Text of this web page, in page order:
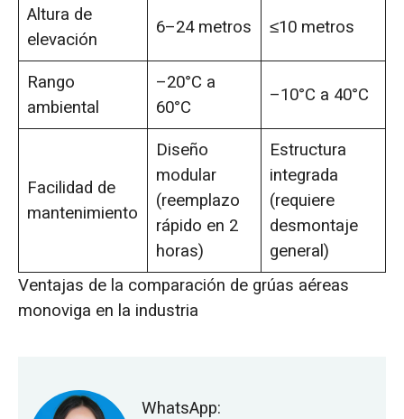
Altura de
elevación
6–24 metros ≤10 metros
Rango
ambiental
–20°C a
60°C
–10°C a 40°C
Facilidad de
mantenimiento
Diseño
modular
(reemplazo
rápido en 2
horas)
Estructura
integrada
(requiere
desmontaje
general)
Ventajas de la comparación de grúas aéreas
monoviga en la industria
WhatsApp: